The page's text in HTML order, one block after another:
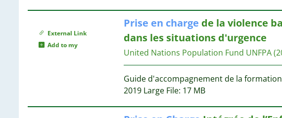
External Link
Add to my
Prise en charge de la violence
dans les situations d'urgence
United Nations Population Fund UNFPA
Guide d'accompagnement de la formation
2019 Large File: 17 MB